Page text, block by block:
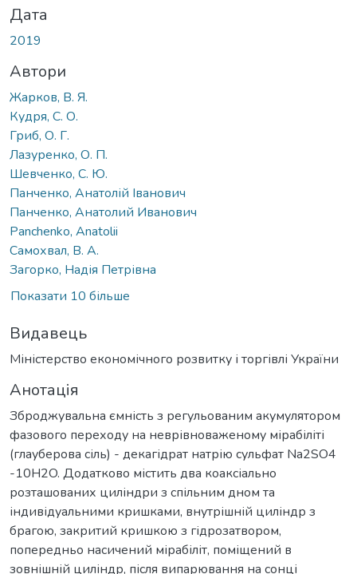
Дата
2019
Автори
Жарков, В. Я.
Кудря, С. О.
Гриб, О. Г.
Лазуренко, О. П.
Шевченко, С. Ю.
Панченко, Анатолій Іванович
Панченко, Анатолий Иванович
Panchenko, Anatolii
Самохвал, В. А.
Загорко, Надія Петрівна
Показати 10 більше
Видавець
Міністерство економічного розвитку і торгівлі України
Анотація
Зброджувальна ємність з регульованим акумулятором
фазового переходу на неврівноваженому мірабіліті
(глауберова сіль) - декагідрат натрію сульфат Na2SO4
-10H2O. Додатково містить два коаксіально
розташованих циліндри з спільним дном та
індивідуальними кришками, внутрішній циліндр з
брагою, закритий кришкою з гідрозатвором,
попередньо насичений мірабіліт, поміщений в
зовнішній циліндр, після випарювання на сонці